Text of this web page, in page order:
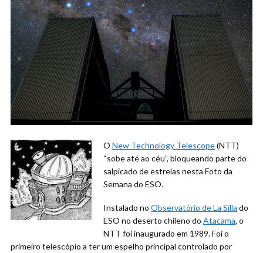
O New Technology Telescope(NTT)
“sobe até ao céu”, bloqueando parte do
salpicado de estrelas nesta Foto da
Semana do ESO.
Instalado no Observatório de La Silla do
ESO no deserto chileno do Atacama, o
NTT foi inaugurado em 1989. Foi o
primeiro telescópio a ter um espelho principal controlado por